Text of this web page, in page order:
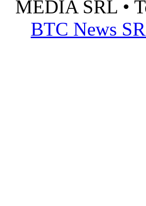
MEDIA SRL •
BTC News